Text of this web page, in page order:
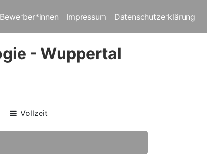
Impressum Datenschutzerklärung
- Wuppertal
Vollzeit